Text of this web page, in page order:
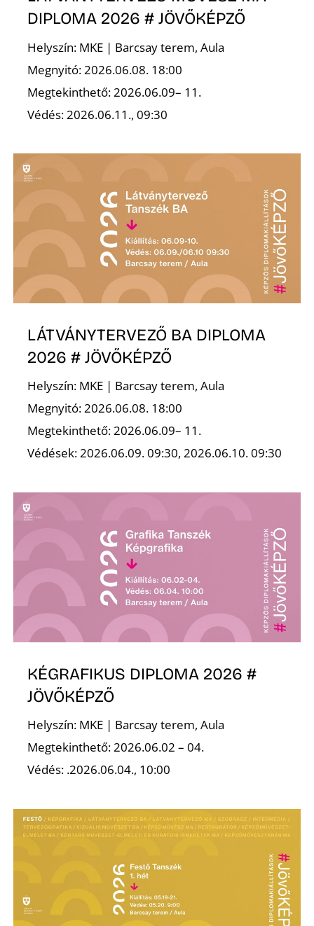
DIPLOMA 2026 # JÖVŐKÉPZŐ
Helyszín: MKE | Barcsay terem, Aula
Megnyitó: 2026.06.08. 18:00
Megtekinthető: 2026.06.09– 11.
Védés: 2026.06.11., 09:30
LÁTVÁNYTERVEZŐ BA DIPLOMA
2026 # JÖVŐKÉPZŐ
Helyszín: MKE | Barcsay terem, Aula
Megnyitó: 2026.06.08. 18:00
Megtekinthető: 2026.06.09– 11.
Védések: 2026.06.09. 09:30, 2026.06.10. 09:30
KÉGRAFIKUS DIPLOMA 2026 #
JÖVŐKÉPZŐ
Helyszín: MKE | Barcsay terem, Aula
Megtekinthető: 2026.06.02 – 04.
Védés: .2026.06.04., 10:00